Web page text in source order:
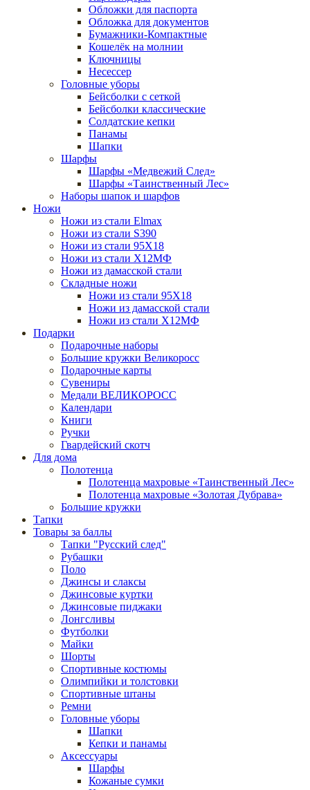
Обложки для паспорта
Обложка для документов
Бумажники-Компактные
Кошелёк на молнии
Ключницы
Несессер
Головные уборы
Бейсболки с сеткой
Бейсболки классические
Солдатские кепки
Панамы
Шапки
Шарфы
Шарфы «Медвежий След»
Шарфы «Таинственный Лес»
Наборы шапок и шарфов
Ножи
Ножи из стали Elmax
Ножи из стали S390
Ножи из стали 95X18
Ножи из стали Х12МФ
Ножи из дамасской стали
Складные ножи
Ножи из стали 95X18
Ножи из дамасской стали
Ножи из стали Х12МФ
Подарки
Подарочные наборы
Большие кружки Великоросс
Подарочные карты
Сувениры
Медали ВЕЛИКОРОСС
Календари
Книги
Ручки
Гвардейский скотч
Для дома
Полотенца
Полотенца махровые «Таинственный Лес»
Полотенца махровые «Золотая Дубрава»
Большие кружки
Тапки
Товары за баллы
Тапки "Русский след"
Рубашки
Поло
Джинсы и слаксы
Джинсовые куртки
Джинсовые пиджаки
Лонгсливы
Футболки
Майки
Шорты
Спортивные костюмы
Олимпийки и толстовки
Спортивные штаны
Ремни
Головные уборы
Шапки
Кепки и панамы
Аксессуары
Шарфы
Кожаные сумки